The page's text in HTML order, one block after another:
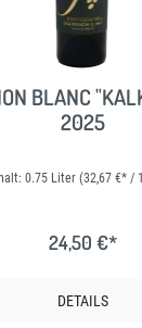
BLANC
2025
0.75 Liter (32,67 €* /
24,50 €*
DETAILS